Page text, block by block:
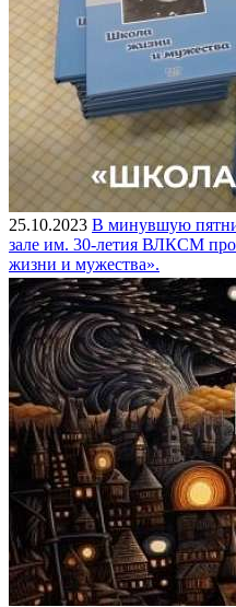
25.10.2023 В минувшую
зале им. 30-летия ВЛКСМ
жизни и мужества».